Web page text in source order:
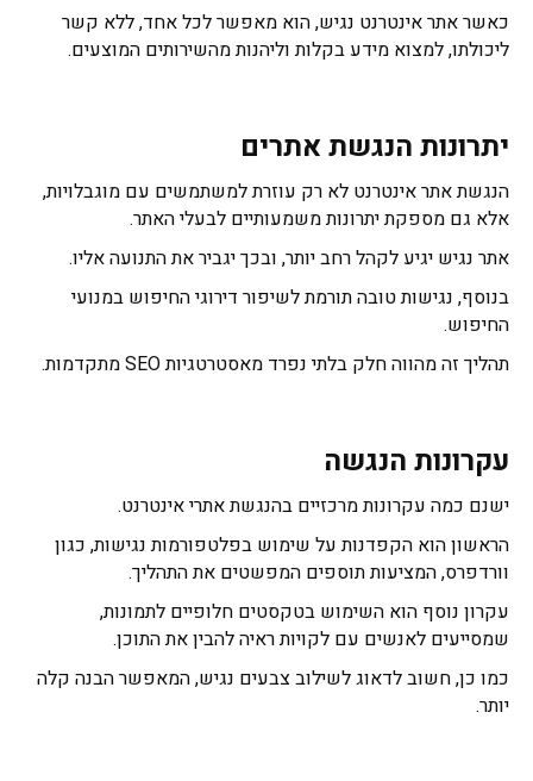
כאשר אתר אינטרנט נגיש, הוא מאפשר לכל אחד, ללא קשר
ליכולתו, למצוא מידע בקלות וליהנות מהשירותים המוצעים.
יתרונות הנגשת אתרים
הנגשת אתר אינטרנט לא רק עוזרת למשתמשים עם מוגבלויות,
אלא גם מספקת יתרונות משמעותיים לבעלי האתר.
אתר נגיש יגיע לקהל רחב יותר, ובכך יגביר את התנועה אליו.
בנוסף, נגישות טובה תורמת לשיפור דירוגי החיפוש במנועי
החיפוש.
תהליך זה מהווה חלק בלתי נפרד מאסטרטגיות SEO מתקדמות.
עקרונות הנגשה
ישנם כמה עקרונות מרכזיים בהנגשת אתרי אינטרנט.
הראשון הוא הקפדנות על שימוש בפלטפורמות נגישות, כגון
וורדפרס, המציעות תוספים המפשטים את התהליך.
עקרון נוסף הוא השימוש בטקסטים חלופיים לתמונות,
שמסייעים לאנשים עם לקויות ראיה להבין את התוכן.
כמו כן, חשוב לדאוג לשילוב צבעים נגיש, המאפשר הבנה קלה
יותר.